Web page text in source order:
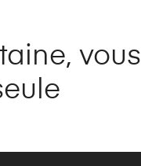
vous